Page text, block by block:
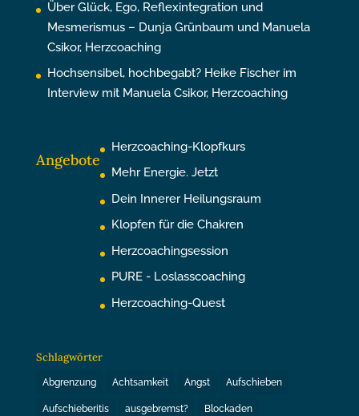
Über Glück, Ego, Reflexintegration und
Mesmerismus – Dunja Grünbaum und Manuela
Csikor, Herzcoaching
Hochsensibel, hochbegabt? Heike Fischer im
Interview mit Manuela Csikor, Herzcoaching
Angebote
Herzcoaching-Klopfkurs
Mehr Energie. Jetzt
Dein Innerer Heilungsraum
Klopfen für die Chakren
Herzcoachingsession
PURE - Loslasscoaching
Herzcoaching-Quest
Schlagwörter
Abgrenzung Achtsamkeit Angst Aufschieben
Aufschieberitis ausgebremst? Blockaden